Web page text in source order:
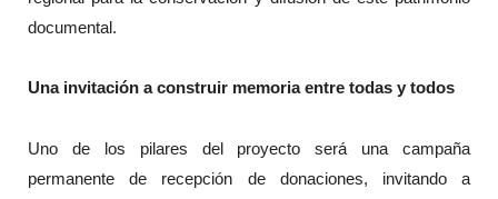
documental.
Una invitación a construir memoria entre todas y todos
Uno de los pilares del proyecto será una campaña
permanente de recepción de donaciones, invitando a